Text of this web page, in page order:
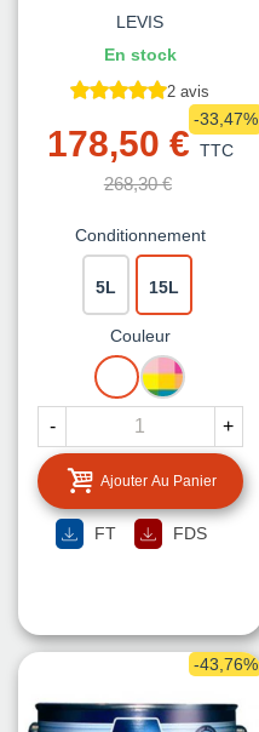
LEVIS
En stock
2 avis
178,50 € TTC
268,30 €
-33,47%
Conditionnement
5L 15L
Couleur
BLANCMISE
A
TEINTE
- +
Ajouter Au Panier
FT FDS
-43,76%